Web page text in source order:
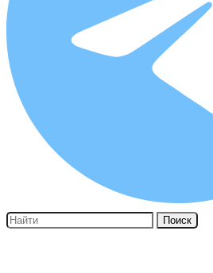
Поиск